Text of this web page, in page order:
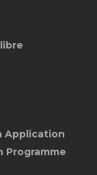
Application
Programme